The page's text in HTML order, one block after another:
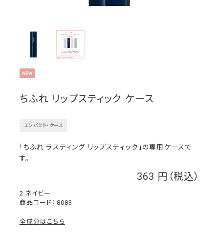
ちふれ リップスティック ケース
コンパクト・ケース
363
8083
2 ネイビー
「ちふれ ラスティング リップスティック」の専用ケースで
す。
全成分はこちら